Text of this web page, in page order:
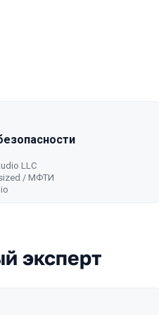
2021
LLC
/ МФТИ
эксперт